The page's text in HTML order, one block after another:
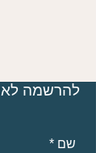
להרשמה
שם *